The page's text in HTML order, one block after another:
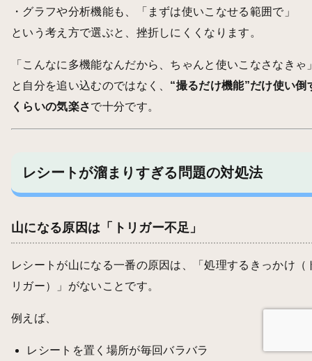
・グラフや分析機能も、「まずは使いこなせる範囲で」
という考え方で選ぶと、挫折しにくくなります。
「こんなに多機能なんだから、ちゃんと使いこなさなきゃ
と自分を追い込むのではなく、 “撮るだけ機能”だけ使い倒
くらいの気楽さで十分です。
レシートが溜まりすぎる問題の対処法
山になる原因は「トリガー不足」
レシートが山になる一番の原因は、「処理するきっかけ（
リガー）」がないことです。
例えば、
レシートを置く場所が毎回バラバラ